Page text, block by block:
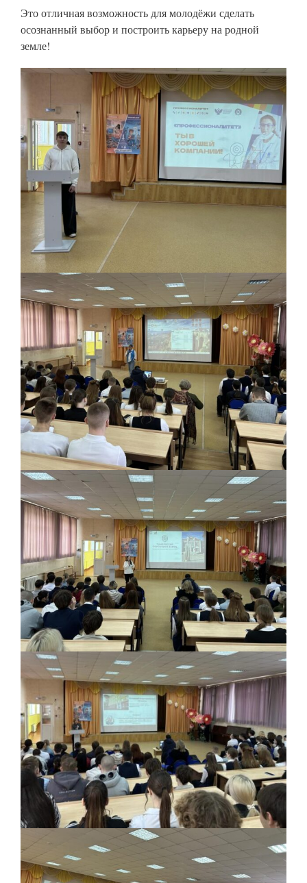
Это отличная возможность для молодёжи сделать
осознанный выбор и построить карьеру на родной
земле!